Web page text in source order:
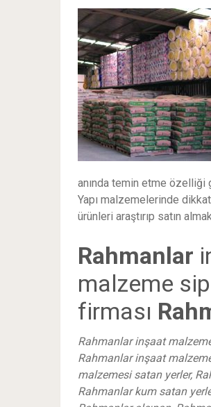
anında temin etme
Yapı malzemelerinde
ürünleri araştırıp satın
Rahmanlar
malzeme
firması
Rahmanlar inşaat
Rahmanlar inşaat
malzemesi satan yerler,
Rahmanlar kum satan